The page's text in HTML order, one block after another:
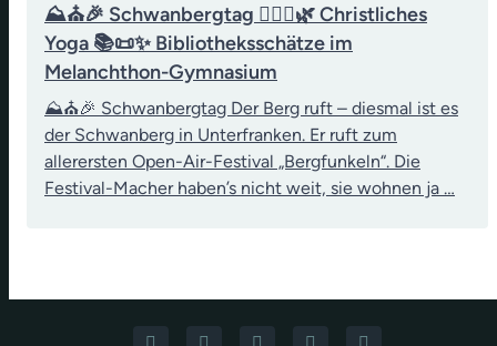
⛰️⛪🎉 Schwanbergtag 🧘‍♀️✝️🌿 Christliches
Yoga 📚📜✨ Bibliotheksschätze im
Melanchthon-Gymnasium
⛰️⛪🎉 Schwanbergtag Der Berg ruft – diesmal ist es
der Schwanberg in Unterfranken. Er ruft zum
allerersten Open-Air-Festival „Bergfunkeln“. Die
Festival-Macher haben’s nicht weit, sie wohnen ja …